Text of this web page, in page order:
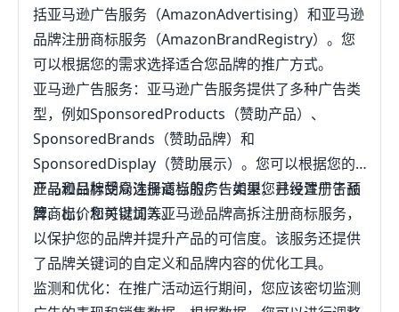
括亚马逊广告服务（AmazonAdvertising）和亚马逊
品牌注册商标服务（AmazonBrandRegistry）。您
可以根据您的需求选择适合您品牌的推广方式。
亚马逊广告服务：亚马逊广告服务提供了多种广告类
型，例如SponsoredProducts（赞助产品）、
SponsoredBrands（赞助品牌）和
SponsoredDisplay（赞助展示）。您可以根据您的
产品和目标受众选择适当的广告类型，并设置广告预
算、出价和关键词等。
亚马逊品牌胡局注册商标服务：如果您已经注册了品
牌商标，您可以加入亚马逊品牌高拆注册商标服务，
以保护您的品牌并提升产品的可信度。该服务还提供
了品牌关键词的自定义和品牌内容的优化工具。
监测和优化：在推广活动运行期间，您应该密切监测